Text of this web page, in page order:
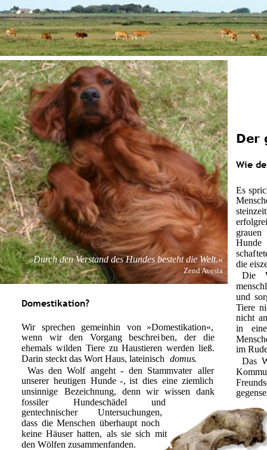
»Durch den Verstand des Hundes besteht die Welt.«
Zend Avesta
Der
Wir sprechen gemeinhin von
»Domestikation«,
wenn
wir den Vorgang beschreiben, der
die
ehemals wilden Tiere zu Haustieren werden ließ.
Darin steckt das Wort Haus, lateinisch domus.
Was den Wolf angeht - den Stammvater
aller
unserer heutigen Hunde -, ist dies eine ziemlich
unsinnige
Bezeichnung, denn wir wissen
dank
fossiler
Hundeschädel
und
gentechnischer
Untersuchungen,
dass die Menschen überhaupt noch
keine Häuser hatten, als sie sich mit
den Wölfen zusammenfanden.
Es
grauen
Hunde
schaf
die
Die
und
Tiere
nicht
in
im
Das
gegen
Wie
Domestikation?